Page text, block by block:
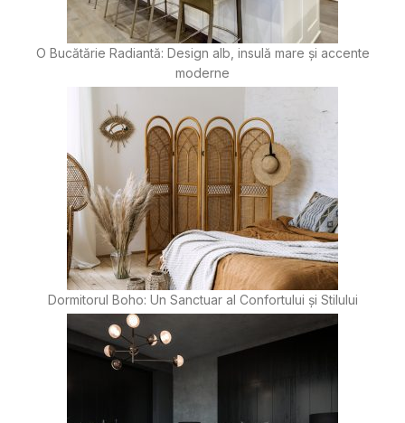
O Bucătărie Radiantă: Design alb, insulă mare și accente
moderne
Dormitorul Boho: Un Sanctuar al Confortului și Stilului